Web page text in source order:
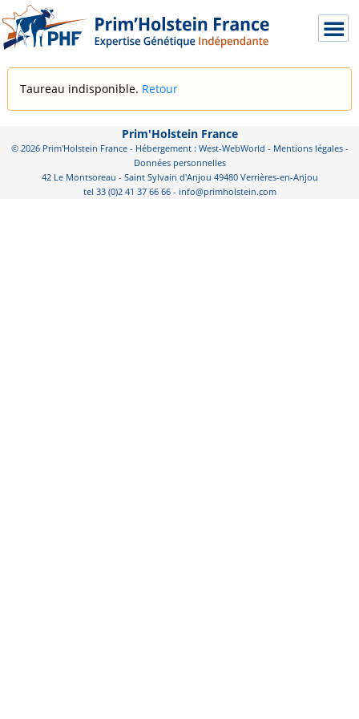
Taureau indisponible. Retour
Prim'Holstein France
© 2026 Prim'Holstein France - Hébergement : West-WebWorld - Mentions légales-
Données personnelles
42 Le Montsoreau - Saint Sylvain d'Anjou 49480 Verrières-en-Anjou
tel 33 (0)2 41 37 66 66 - info@primholstein.com